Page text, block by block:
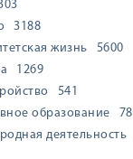
3188
жизнь
5600
1269
541
образование
78
деятельность